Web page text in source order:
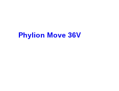
Phylion Move 36V